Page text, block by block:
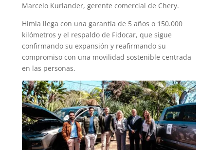
Marcelo Kurlander, gerente comercial de Chery.
Himla llega con una garantía de 5 años o 150.000
kilómetros y el respaldo de Fidocar, que sigue
confirmando su expansión y reafirmando su
compromiso con una movilidad sostenible centrada
en las personas.